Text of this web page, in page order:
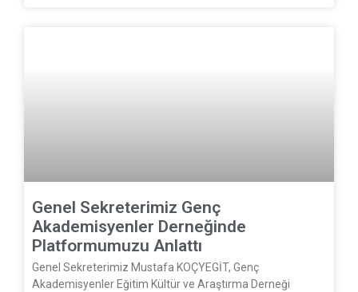
Genel Sekreterimiz Genç
Akademisyenler Derneğinde
Platformumuzu Anlattı
Genel Sekreterimiz Mustafa KOÇYEGİT, Genç
Akademisyenler Eğitim Kültür ve Araştırma Derneği